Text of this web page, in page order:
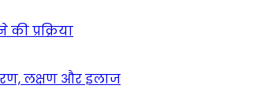
प्रक्रिया
लक्षण और इलाज